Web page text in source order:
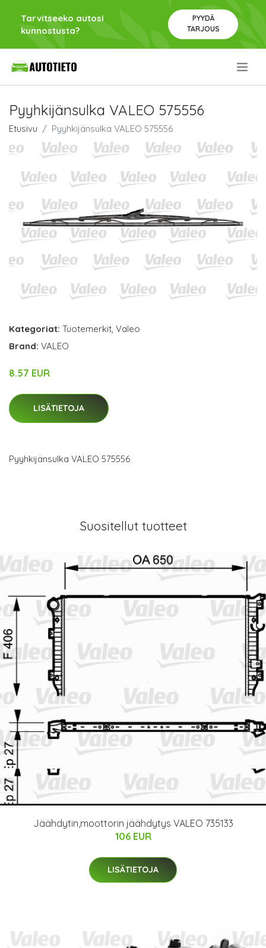
Tarvitseeko autosi
kunnostusta?
PYYDÄ
TARJOUS
Pyyhkijänsulka VALEO 575556
Etusivu Pyyhkijänsulka VALEO 575556
Kategoriat: Tuotemerkit, Valeo
Brand: VALEO
8.57 EUR
LISÄTIETOJA
Pyyhkijänsulka VALEO 575556
Suositellut tuotteet
Jäähdytin,moottorin jäähdytys VALEO 735133
106 EUR
LISÄTIETOJA